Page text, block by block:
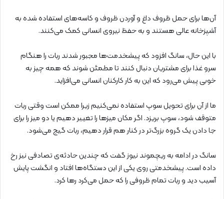
آن‌ها برای حمل ظروف داغ و آوردن ظروف و کاسه‌های استفاده شده به
آشپزخانه عالی هستند و به حفظ نیروی انسانی کمک می‌کنند.
با این حال، سانگ افزود که پیشخدمت‌ها مجبور شدند ربات را هنگام
سرو غذا برای مشتریان دنبال کنند تا مطمئن شوند که همه چیز به
خوبی پیش می‌رود که این به کار کارکنان انسانی می‌افزاید.
ما از آن برای تحویل سوپ استفاده نمی‌کنیم زیرا ممکن است وقتی ربات
متوقف شود، سوپ بریزد. اگر مکان میزها را تغییر دهیم یا دو میز را برای
جا دادن یک گروه بزرگ‌تر در کنار هم قرار دهیم، ربات گیج می‌شود.
سانگ در ادامه به ریچموند نیوز گفت که چندین حادثه‌ی تصادفی نیز رخ
داده است. پیشخدمتی روی یکی از این دستگاه‌ها افتاد و انگشت پایش
آسیب دید و ربات تمام ظروفی را که حمل می‌کرد رها کرد.